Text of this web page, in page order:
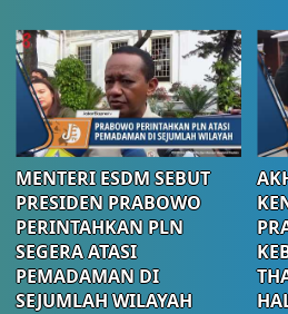
MENTERI ESDM SEBUT
PRESIDEN PRABOWO
PERINTAHKAN PLN
SEGERA ATASI
PEMADAMAN DI
SEJUMLAH WILAYAH